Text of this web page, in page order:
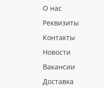
О нас
Реквизиты
Контакты
Новости
Вакансии
Доставка